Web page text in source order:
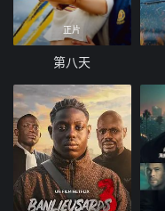
正片
第八天